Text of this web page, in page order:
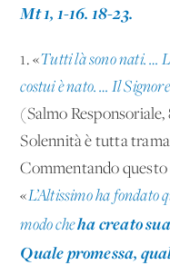
Mt 1, 1-16. 18-23.
1. «Tutti là sono nati. …
costui è nato. … Il
(Salmo
Solennità è tutta
Commentando questo
«L’Altissimo ha fondato
modo cheha creato
Quale promessa,